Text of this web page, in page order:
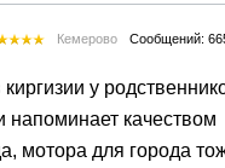
Кемерово Сообщений:
у
напоминает качеством
мотора для города